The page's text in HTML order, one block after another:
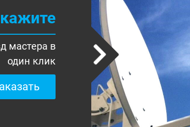
мастера в
один клик